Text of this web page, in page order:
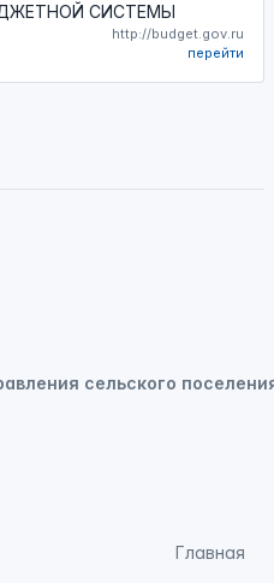
СИСТЕМЫ
http://budget.gov.ru
перейти
Главная